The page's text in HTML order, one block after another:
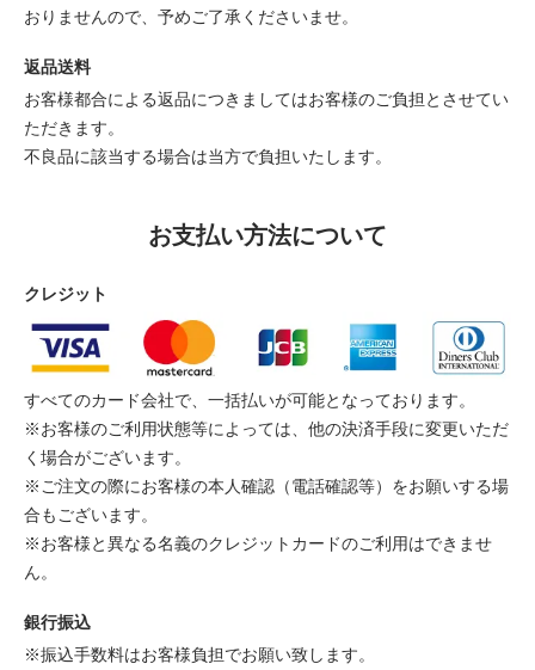
おりませんので、予めご了承くださいませ。
返品送料
お客様都合による返品につきましてはお客様のご負担とさせてい
ただきます。
不良品に該当する場合は当方で負担いたします。
お支払い方法について
クレジット
すべてのカード会社で、一括払いが可能となっております。
※お客様のご利用状態等によっては、他の決済手段に変更いただ
く場合がございます。
※ご注文の際にお客様の本人確認（電話確認等）をお願いする場
合もございます。
※お客様と異なる名義のクレジットカードのご利用はできませ
ん。
銀行振込
※振込手数料はお客様負担でお願い致します。